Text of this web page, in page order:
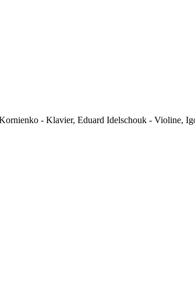
- Klavier, Eduard Idelschouk - Violine,